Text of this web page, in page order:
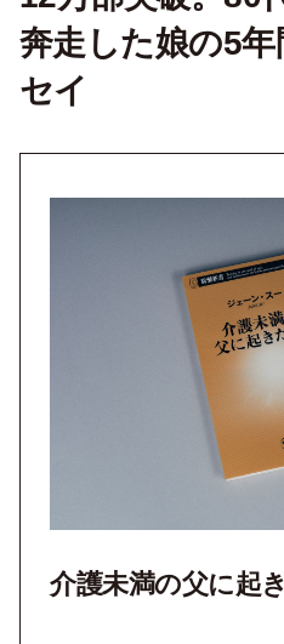
奔走した娘の5
セイ
介護未満の父に起